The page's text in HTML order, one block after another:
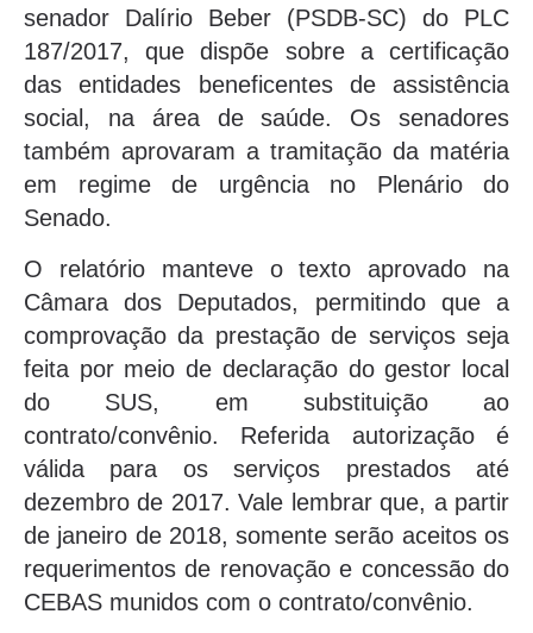
senador Dalírio Beber (PSDB-SC) do PLC
187/2017, que dispõe sobre a certificação
das entidades beneficentes de assistência
social, na área de saúde. Os senadores
também aprovaram a tramitação da matéria
em regime de urgência no Plenário do
Senado.
O relatório manteve o texto aprovado na
Câmara dos Deputados, permitindo que a
comprovação da prestação de serviços seja
feita por meio de declaração do gestor local
do SUS, em substituição ao
contrato/convênio. Referida autorização é
válida para os serviços prestados até
dezembro de 2017. Vale lembrar que, a partir
de janeiro de 2018, somente serão aceitos os
requerimentos de renovação e concessão do
CEBAS munidos com o contrato/convênio.